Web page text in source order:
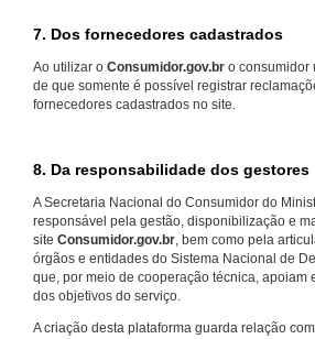
7. Dos fornecedores cadastrados
Ao utilizar o Consumidor.gov.br o consumidor
de que somente é possível registrar
fornecedores cadastrados no site.
8. Da responsabilidade dos gestores
A Secretaria Nacional do Consumidor do
responsável pela gestão, disponibilização e
site Consumidor.gov.br, bem como pela
órgãos e entidades do Sistema Nacional de
que, por meio de cooperação técnica, apoiam
dos objetivos do serviço.
A criação desta plataforma guarda relação